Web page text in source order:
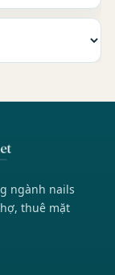
ngành nails
thuê mặt